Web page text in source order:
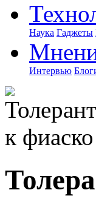
Наука Гаджеты
Интервью